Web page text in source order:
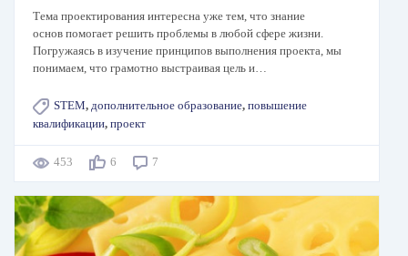
Тема проектирования интересна уже тем, что знание
основ помогает решить проблемы в любой сфере жизни.
Погружаясь в изучение принципов выполнения проекта, мы
понимаем, что грамотно выстраивая цель и…
STEM, дополнительное образование, повышение
квалификации, проект
453 6 7